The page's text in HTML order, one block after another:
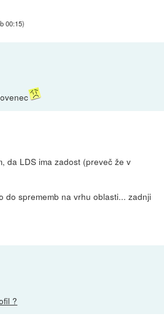
00:15)
da LDS ima zadost (preveč že v
do sprememb na vrhu oblasti... zadnji
?